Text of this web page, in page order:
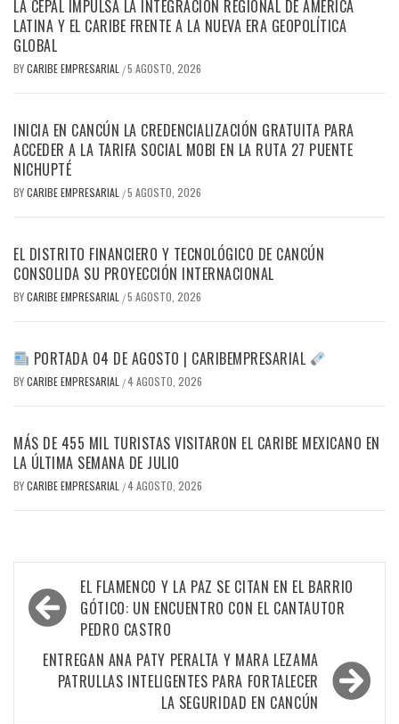
LA CEPAL IMPULSA LA INTEGRACIÓN REGIONAL DE AMÉRICA
LATINA Y EL CARIBE FRENTE A LA NUEVA ERA GEOPOLÍTICA
GLOBAL
BYCARIBE EMPRESARIAL /5 AGOSTO, 2026
INICIA EN CANCÚN LA CREDENCIALIZACIÓN GRATUITA PARA
ACCEDER A LA TARIFA SOCIAL MOBI EN LA RUTA 27 PUENTE
NICHUPTÉ
BYCARIBE EMPRESARIAL /5 AGOSTO, 2026
EL DISTRITO FINANCIERO Y TECNOLÓGICO DE CANCÚN
CONSOLIDA SU PROYECCIÓN INTERNACIONAL
BYCARIBE EMPRESARIAL /5 AGOSTO, 2026
PORTADA 04 DE AGOSTO | CARIBEMPRESARIAL
BYCARIBE EMPRESARIAL /4 AGOSTO, 2026
MÁS DE 455 MIL TURISTAS VISITARON EL CARIBE MEXICANO EN
LA ÚLTIMA SEMANA DE JULIO
BYCARIBE EMPRESARIAL /4 AGOSTO, 2026
Navegación
de
entradas
EL FLAMENCO Y LA PAZ SE CITAN EN EL BARRIO
GÓTICO: UN ENCUENTRO CON EL CANTAUTOR
PEDRO CASTRO
ENTREGAN ANA PATY PERALTA Y MARA LEZAMA
PATRULLAS INTELIGENTES PARA FORTALECER
LA SEGURIDAD EN CANCÚN